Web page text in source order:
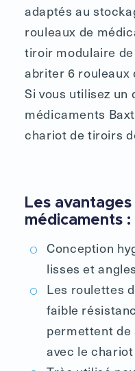
adaptés au
rouleaux de
tiroir modulaire
abriter 6 rouleaux
Si vous utilisez un
médicaments
chariot de tiroirs
Les
médicaments :
Conception
lisses et
Les roulettes
faible
permettent
avec le chariot